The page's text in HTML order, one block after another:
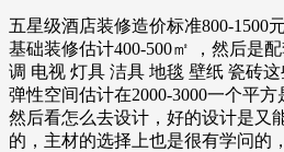
五星级酒店装修造价标准800-1500元
基础装修估计400-500㎡ ，然后是
调 电视 灯具 洁具 地毯 壁纸 瓷砖
弹性空间估计在2000-3000一个平方
然后看怎么去设计，好的设计是又
的，主材的选择上也是很有学问的